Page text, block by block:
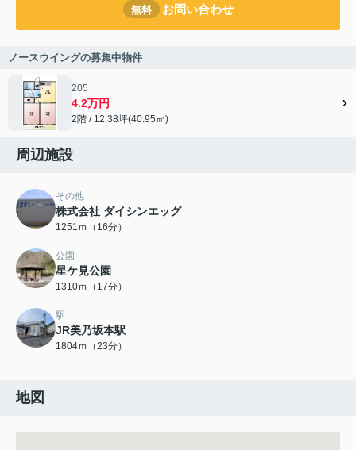
無料 お問い合わせ
ノースウイングの募集中物件
205
4.2万円
2階 / 12.38坪(40.95㎡)
周辺施設
その他
株式会社 ダイシンエッグ
1251ｍ（16分）
公園
星ケ見公園
1310ｍ（17分）
駅
JR美乃坂本駅
1804ｍ（23分）
地図